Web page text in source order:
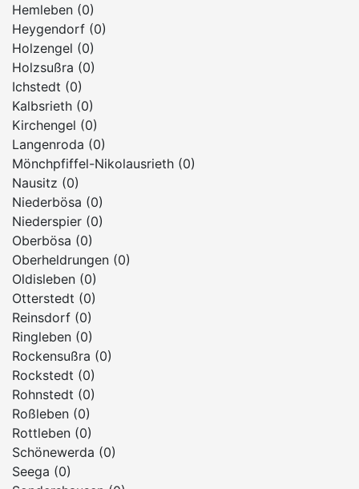
Hemleben (0)
Heygendorf (0)
Holzengel (0)
Holzsußra (0)
Ichstedt (0)
Kalbsrieth (0)
Kirchengel (0)
Langenroda (0)
Mönchpfiffel-Nikolausrieth (0)
Nausitz (0)
Niederbösa (0)
Niederspier (0)
Oberbösa (0)
Oberheldrungen (0)
Oldisleben (0)
Otterstedt (0)
Reinsdorf (0)
Ringleben (0)
Rockensußra (0)
Rockstedt (0)
Rohnstedt (0)
Roßleben (0)
Rottleben (0)
Schönewerda (0)
Seega (0)